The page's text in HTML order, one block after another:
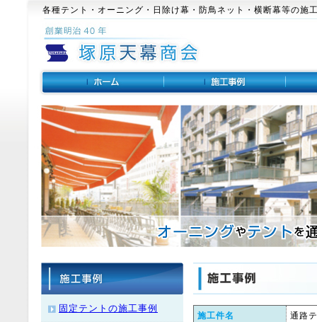
各種テント・オーニング・日除け幕・防鳥ネット・横断幕等の施
固定テントの施工事例
施工件名 通路